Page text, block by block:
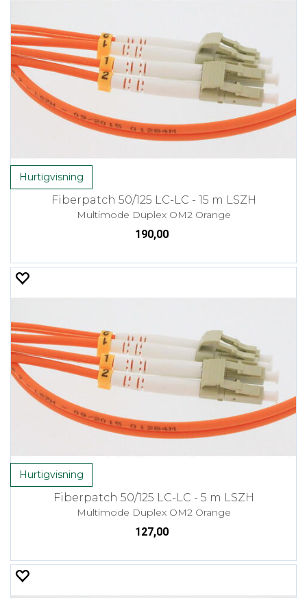
Hurtigvisning
Fiberpatch 50/125 LC-LC - 15 m LSZH
Multimode Duplex OM2 Orange
190,00
Hurtigvisning
Fiberpatch 50/125 LC-LC - 5 m LSZH
Multimode Duplex OM2 Orange
127,00